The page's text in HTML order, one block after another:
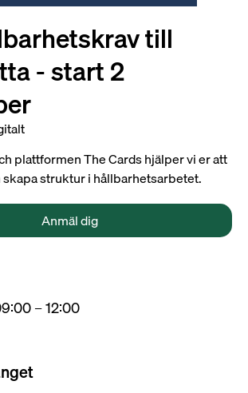
till
- start 2
plattformen The Cards hjälper vi er att
struktur i hållbarhetsarbetet.
Anmäl dig
– 12:00